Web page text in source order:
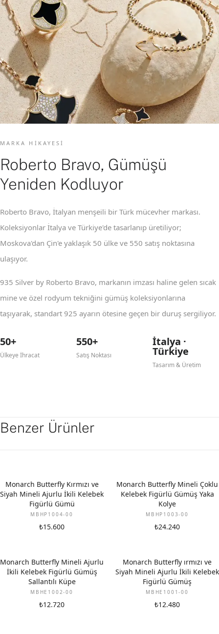
MARKA HIKAYESI
Roberto Bravo, Gümüşü
Yeniden Kodluyor
Roberto Bravo, İtalyan menşeili bir Türk mücevher markası.
Koleksiyonlar İtalya ve Türkiye'de tasarlanıp üretiliyor;
Moskova'dan Çin'e yaklaşık 50 ülke ve 550 satış noktasına
ulaşıyor.
935 Silver by Roberto Bravo, markanın imzası haline gelen sıcak
mine ve özel rodyum tekniğini gümüş koleksiyonlarına
taşıyarak, standart 925 ayarın ötesine geçen bir duruş sergiliyor.
50+
Ülkeye İhracat
550+
Satış Noktası
İtalya ·
Türkiye
Tasarım & Üretim
Benzer Ürünler
Monarch Butterfly Kırmızı ve
Siyah Mineli Ajurlu İkili Kelebek
Figürlü Gümü
MBHP1004-00
₺15.600
Monarch Butterfly Mineli Çoklu
Kelebek Figürlü Gümüş Yaka
Kolye
MBHP1003-00
₺24.240
Monarch Butterfly Mineli Ajurlu
İkili Kelebek Figürlü Gümüş
Sallantılı Küpe
MBHE1002-00
₺12.720
Monarch Butterfly ırmızı ve
Siyah Mineli Ajurlu İkili Kelebek
Figürlü Gümüş
MBHE1001-00
₺12.480